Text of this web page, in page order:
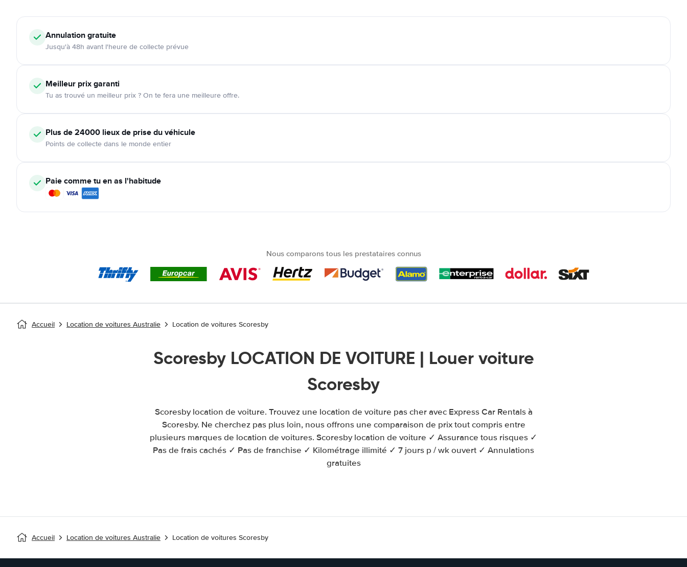
Annulationgratuite
Jusqu'à 48h avant l'heure de collecte prévue
Meilleur prix garanti
Tu as trouvé un meilleur prix ? On te fera une meilleure offre.
Plus de 24000 lieux de prise du véhicule
Points de collecte dans le monde entier
Paie comme tu en as l'habitude
Nous comparons tous les prestataires connus
Accueil Location de voitures Australie Location de voitures Scoresby
Scoresby LOCATION DE VOITURE | Louer voiture
Scoresby
Scoresby location de voiture. Trouvez une location de voiture pas cher avec Express Car Rentals à
Scoresby. Ne cherchez pas plus loin, nous offrons une comparaison de prix tout compris entre
plusieurs marques de location de voitures. Scoresby location de voiture ✓ Assurance tous risques ✓
Pas de frais cachés ✓ Pas de franchise ✓ Kilométrage illimité ✓ 7 jours p / wk ouvert ✓ Annulations
gratuites
Accueil Location de voitures Australie Location de voitures Scoresby